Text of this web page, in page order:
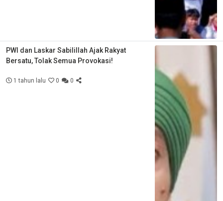
PWI dan Laskar Sabilillah Ajak Rakyat
Bersatu, Tolak Semua Provokasi!
1 tahun lalu 0 0